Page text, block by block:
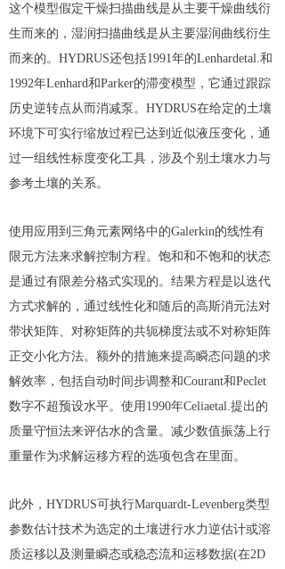
这个模型假定干燥扫描曲线是从主要干燥曲线衍
生而来的，湿润扫描曲线是从主要湿润曲线衍生
而来的。HYDRUS还包括1991年的Lenhardetal.和
1992年Lenhard和Parker的滞变模型，它通过跟踪
历史逆转点从而消减泵。HYDRUS在给定的土壤
环境下可实行缩放过程已达到近似液压变化，通
过一组线性标度变化工具，涉及个别土壤水力与
参考土壤的关系。
使用应用到三角元素网络中的Galerkin的线性有
限元方法来求解控制方程。饱和和不饱和的状态
是通过有限差分格式实现的。结果方程是以迭代
方式求解的，通过线性化和随后的高斯消元法对
带状矩阵、对称矩阵的共轭梯度法或不对称矩阵
正交小化方法。额外的措施来提高瞬态问题的求
解效率，包括自动时间步调整和Courant和Peclet
数字不超预设水平。使用1990年Celiaetal.提出的
质量守恒法来评估水的含量。减少数值振荡上行
重量作为求解运移方程的选项包含在里面。
此外，HYDRUS可执行Marquardt-Levenberg类型
参数估计技术为选定的土壤进行水力逆估计或溶
质运移以及测量瞬态或稳态流和运移数据(在2D